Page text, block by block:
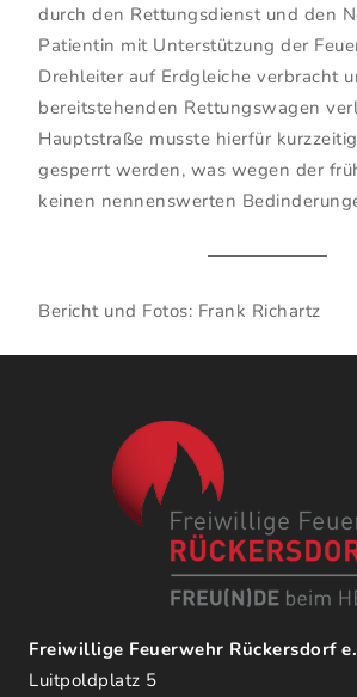
durch den Rettungsdienst und den
Patientin mit Unterstützung der
Drehleiter auf Erdgleiche verbracht
bereitstehenden Rettungswagen
Hauptstraße musste hierfür
gesperrt werden, was wegen der
keinen nennenswerten
Bericht und Fotos: Frank Richartz
Freiwillige Feuerwehr Rückersdorf
Luitpoldplatz 5